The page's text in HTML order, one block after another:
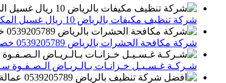
شركة تنظيف مكيفات بالرياض 10 ريال غسيل المكيف0539205789 تنظيف الوحدات الداخلية والخارجية
شركة مكافحة الحشرات بالرياض 0539205789 خصم 40% الصفوة ستارز لاباده الحشرات والقوارض
شـركـة غـسـيـل خـزانـات بـالـريـاض الـصـفـوة سـتـارز